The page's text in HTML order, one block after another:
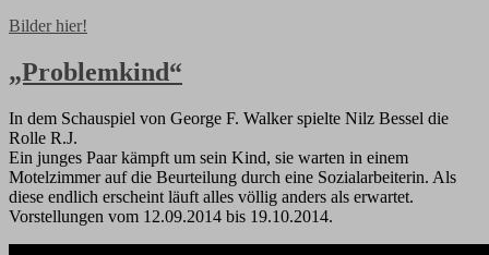
Bilder hier!
„Problemkind“
In dem Schauspiel von George F. Walker spielte Nilz Bessel die
Rolle R.J.
Ein junges Paar kämpft um sein Kind, sie warten in einem
Motelzimmer auf die Beurteilung durch eine Sozialarbeiterin. Als
diese endlich erscheint läuft alles völlig anders als erwartet.
Vorstellungen vom 12.09.2014 bis 19.10.2014.